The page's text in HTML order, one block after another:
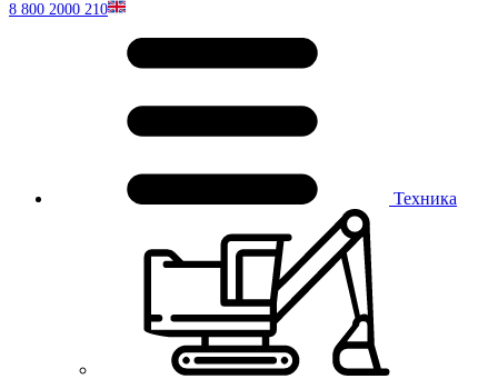
8 800 2000 210
Техника